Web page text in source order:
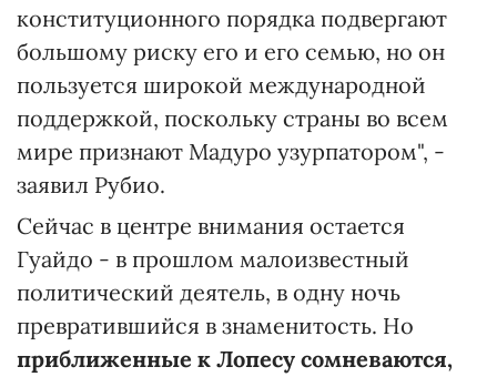
конституционного порядка подвергают
большому риску его и его семью, но он
пользуется широкой международной
поддержкой, поскольку страны во всем
мире признают Мадуро узурпатором", -
заявил Рубио.
Сейчас в центре внимания остается
Гуайдо - в прошлом малоизвестный
политический деятель, в одну ночь
превратившийся в знаменитость. Но
приближенные к Лопесу сомневаются,